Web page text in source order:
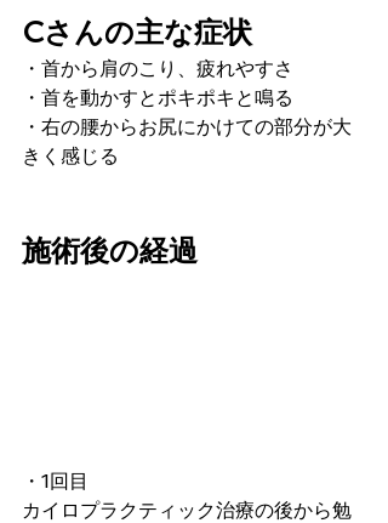
Cさんの主な症状
・首から肩のこり、疲れやすさ
・首を動かすとポキポキと鳴る
・右の腰からお尻にかけての部分が大
きく感じる
施術後の経過
・1回目
カイロプラクティック治療の後から勉